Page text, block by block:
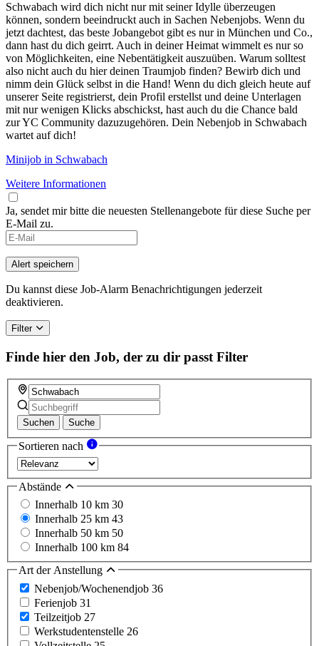
Schwabach wird dich nicht nur mit seiner Idylle überzeugen
können, sondern beeindruckt auch in Sachen Nebenjobs. Wenn du
jetzt dachtest, das beste Jobangebot gibt es nur in München und Co.,
dann hast du dich geirrt. Auch in deiner Heimat wimmelt es nur so
von Möglichkeiten, eine Nebentätigkeit auszuüben. Warum solltest
also nicht auch du hier deinen Traumjob finden? Bewirb dich und
nimm dein Glück selbst in die Hand! Wenn du dich gleich heute auf
unserer Seite registrierst, dein Profil erstellst und deine Unterlagen
mit nur wenigen Klicks abschickst, hast auch du die Chance bald
zur YC Community dazuzugehören. Dein Nebenjob in Schwabach
wartet auf dich!
Minijob in Schwabach
Weitere Informationen
Ja, sendet mir bitte die neuesten Stellenangebote für diese Suche per
E-Mail zu.
Alert speichern
Du kannst diese Job-Alarm Benachrichtigungen jederzeit
deaktivieren.
Filter
Finde hier den Job, der zu dir passt Filter
Suchen Suche
Sortieren nach
Abstände
Innerhalb 10 km 30
Innerhalb 25 km 43
Innerhalb 50 km 50
Innerhalb 100 km 84
Art der Anstellung
Nebenjob/Wochenendjob 36
Ferienjob 31
Teilzeitjob 27
Werkstudentenstelle 26